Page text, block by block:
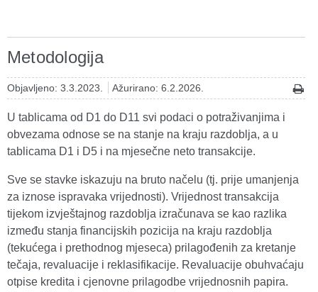
Metodologija
Objavljeno: 3.3.2023. Ažurirano: 6.2.2026.
U tablicama od D1 do D11 svi podaci o potraživanjima i
obvezama odnose se na stanje na kraju razdoblja, a u
tablicama D1 i D5 i na mjesečne neto transakcije.
Sve se stavke iskazuju na bruto načelu (tj. prije umanjenja
za iznose ispravaka vrijednosti). Vrijednost transakcija
tijekom izvještajnog razdoblja izračunava se kao razlika
između stanja financijskih pozicija na kraju razdoblja
(tekućega i prethodnog mjeseca) prilagođenih za kretanje
tečaja, revaluacije i reklasifikacije. Revaluacije obuhvaćaju
otpise kredita i cjenovne prilagodbe vrijednosnih papira.